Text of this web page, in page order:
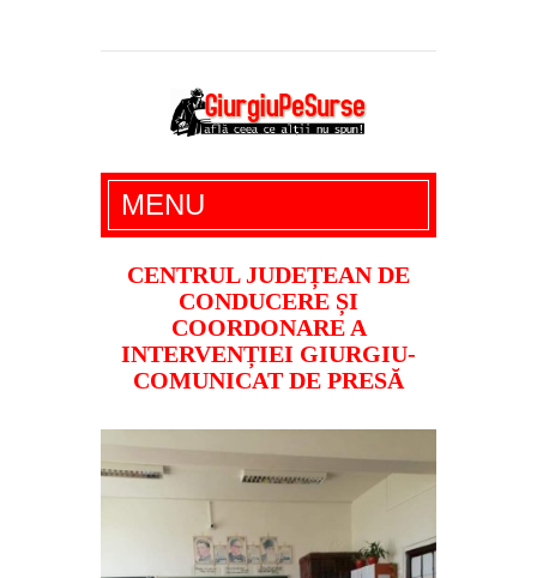
Giurgiu Pe Surse – actualitate giurgiu,
administratie giurgiu, stiri politice, social
economic, editoriale giurgiu, dezvaluiri,
soc, cancan, stiri locale
MENU
CENTRUL JUDEȚEAN DE
CONDUCERE ȘI
COORDONARE A
INTERVENȚIEI GIURGIU-
COMUNICAT DE PRESĂ